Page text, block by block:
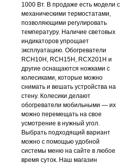
1000 Вт. В продаже есть модели с
механическими термостатами,
позволяющими регулировать
температуру. Наличие световых
индикаторов упрощает
эксплуатацию. Обогреватели
RCH10H, RCH15H, RCX201H и
другие оснащаются ножками с
колесиками, которые можно
снимать и вешать устройства на
стену. Колесики делают
обогреватели мобильными — их
можно перемещать на свое
усмотрение в нужный угол.
Выбрать подходящий вариант
можно с помощью удобной
системы меню на сайте в любое
время суток. Наш магазин